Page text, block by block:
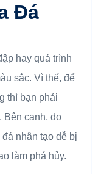
Đá
hay quá trình
sắc. Vì thế, để
thì bạn phải
Bên cạnh, do
nhân tạo dễ bị
làm phá hủy.